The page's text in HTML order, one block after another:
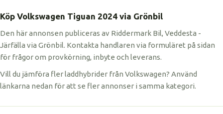
Köp Volkswagen Tiguan 2024 via Grönbil
Den här annonsen publiceras av Riddermark Bil, Veddesta -
Järfälla via Grönbil. Kontakta handlaren via formuläret på sidan
för frågor om provkörning, inbyte och leverans.
Vill du jämföra fler laddhybrider från Volkswagen? Använd
länkarna nedan för att se fler annonser i samma kategori.